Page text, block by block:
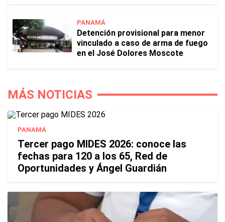
PANAMÁ
Detención provisional para menor
vinculado a caso de arma de fuego
en el José Dolores Moscote
MÁS NOTICIAS
PANAMÁ
Tercer pago MIDES 2026: conoce las
fechas para 120 a los 65, Red de
Oportunidades y Ángel Guardián